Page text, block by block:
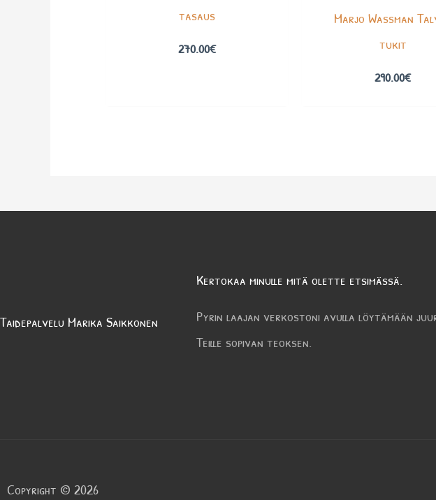
tasaus
270.00€
Marjo Wassman
tukit
290.00€
Taidepalvelu Marika Saikkonen
Kertokaa minulle mitä olette etsimässä.
Pyrin laajan verkostoni avulla löytämään
Teille sopivan teoksen.
Copyright © 2026